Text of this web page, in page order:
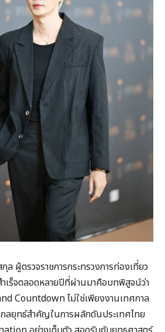
ผู้ตรวจราชการกระทรวงการท่องเที่ยว
ำเร็จตลอดหลายปีที่ผ่านมาคือบทพิสูจน์ว่า
Countdown ไม่ใช่เพียงงานเทศกาล
ลยุทธ์สำคัญในการผลักดันประเทศไทย